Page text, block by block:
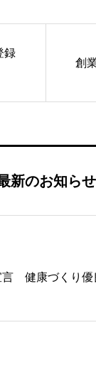
録
創
新のお知らせ
言 健康づくり